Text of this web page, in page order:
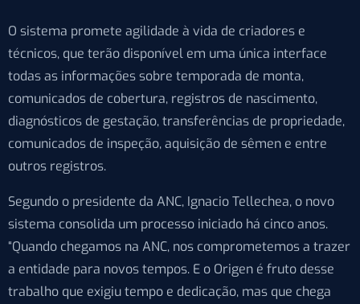
O sistema promete agilidade à vida de criadores e
técnicos, que terão disponível em uma única interface
todas as informações sobre temporada de monta,
comunicados de cobertura, registros de nascimento,
diagnósticos de gestação, transferências de propriedade,
comunicados de inspeção, aquisição de sêmen e entre
outros registros.
Segundo o presidente da ANC, Ignacio Tellechea, o novo
sistema consolida um processo iniciado há cinco anos.
“Quando chegamos na ANC, nos comprometemos a trazer
a entidade para novos tempos. E o Origen é fruto desse
trabalho que exigiu tempo e dedicação, mas que chega